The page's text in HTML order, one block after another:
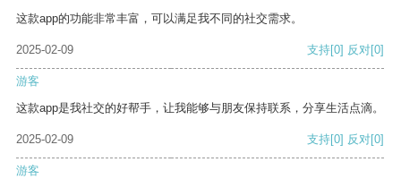
这款app的功能非常丰富，可以满足我不同的社交需求。
2025-02-09 支持[0] 反对[0]
游客
这款app是我社交的好帮手，让我能够与朋友保持联系，分享生活点滴。
2025-02-09 支持[0] 反对[0]
游客